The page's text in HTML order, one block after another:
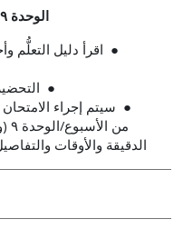
الوحدة ٩ - مراجعة الدورة والامتحان النهائي
● اقرأ دليل التعلُّم
● التحضير
● سيتم إجراء الامتحان
الدقيقة والأوقات